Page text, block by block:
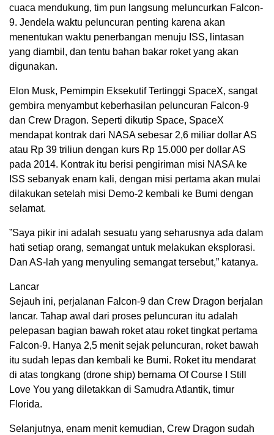
cuaca mendukung, tim pun langsung meluncurkan Falcon-
9. Jendela waktu peluncuran penting karena akan
menentukan waktu penerbangan menuju ISS, lintasan
yang diambil, dan tentu bahan bakar roket yang akan
digunakan.
Elon Musk, Pemimpin Eksekutif Tertinggi SpaceX, sangat
gembira menyambut keberhasilan peluncuran Falcon-9
dan Crew Dragon. Seperti dikutip Space, SpaceX
mendapat kontrak dari NASA sebesar 2,6 miliar dollar AS
atau Rp 39 triliun dengan kurs Rp 15.000 per dollar AS
pada 2014. Kontrak itu berisi pengiriman misi NASA ke
ISS sebanyak enam kali, dengan misi pertama akan mulai
dilakukan setelah misi Demo-2 kembali ke Bumi dengan
selamat.
”Saya pikir ini adalah sesuatu yang seharusnya ada dalam
hati setiap orang, semangat untuk melakukan eksplorasi.
Dan AS-lah yang menyuling semangat tersebut,” katanya.
Lancar
Sejauh ini, perjalanan Falcon-9 dan Crew Dragon berjalan
lancar. Tahap awal dari proses peluncuran itu adalah
pelepasan bagian bawah roket atau roket tingkat pertama
Falcon-9. Hanya 2,5 menit sejak peluncuran, roket bawah
itu sudah lepas dan kembali ke Bumi. Roket itu mendarat
di atas tongkang (drone ship) bernama Of Course I Still
Love You yang diletakkan di Samudra Atlantik, timur
Florida.
Selanjutnya, enam menit kemudian, Crew Dragon sudah